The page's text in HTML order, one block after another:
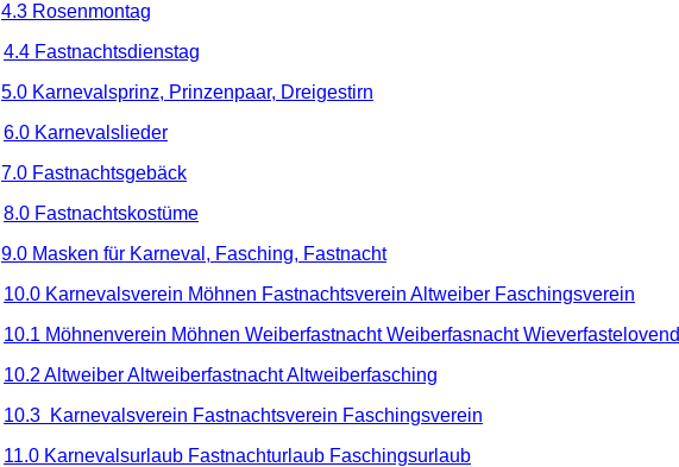
4.3 Rosenmontag
4.4 Fastnachtsdienstag
5.0 Karnevalsprinz, Prinzenpaar, Dreigestirn
6.0 Karnevalslieder
7.0 Fastnachtsgebäck
8.0 Fastnachtskostüme
9.0 Masken für Karneval, Fasching, Fastnacht
10.0 Karnevalsverein Möhnen Fastnachtsverein Altweiber Faschingsverein
10.1 Möhnenverein Möhnen Weiberfastnacht Weiberfasnacht Wieverfastelovend
10.2 Altweiber Altweiberfastnacht Altweiberfasching
10.3 Karnevalsverein Fastnachtsverein Faschingsverein
11.0 Karnevalsurlaub Fastnachturlaub Faschingsurlaub